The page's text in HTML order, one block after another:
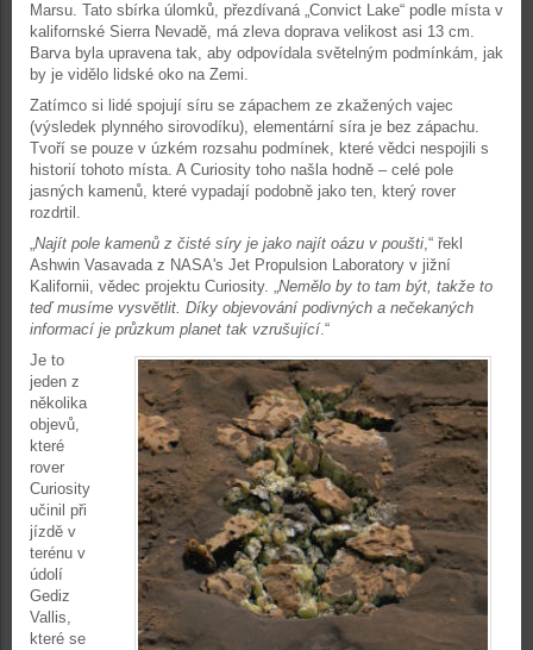
Marsu. Tato sbírka úlomků, přezdívaná „Convict Lake“ podle místa v
kalifornské Sierra Nevadě, má zleva doprava velikost asi 13 cm.
Barva byla upravena tak, aby odpovídala světelným podmínkám, jak
by je vidělo lidské oko na Zemi.
Zatímco si lidé spojují síru se zápachem ze zkažených vajec
(výsledek plynného sirovodíku), elementární síra je bez zápachu.
Tvoří se pouze v úzkém rozsahu podmínek, které vědci nespojili s
historií tohoto místa. A Curiosity toho našla hodně – celé pole
jasných kamenů, které vypadají podobně jako ten, který rover
rozdrtil.
„Najít pole kamenů z čisté síry je jako najít oázu v poušti,“ řekl
Ashwin Vasavada z NASA's Jet Propulsion Laboratory v jižní
Kalifornii, vědec projektu Curiosity. „Nemělo by to tam být, takže to
teď musíme vysvětlit. Díky objevování podivných a nečekaných
informací je průzkum planet tak vzrušující.“
Je to
jeden z
několika
objevů,
které
rover
Curiosity
učinil při
jízdě v
terénu v
údolí
Gediz
Vallis,
které se